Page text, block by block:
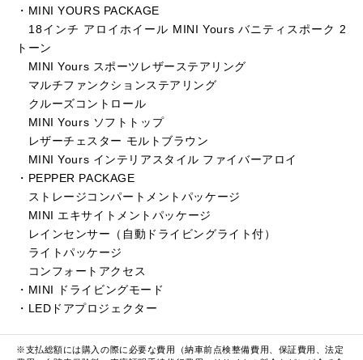
・MINI YOURS PACKAGE
18インチ アロイホイール MINI Yours バニティスポーク 2
トーン
MINI Yours スポーツレザーステアリング
マルチファンクションステアリング
クルーズコントロール
MINI Yours ソフトトップ
レザーチェスター モルトブラウン
MINI Yours インテリアスタイル ファイバーアロイ
・PEPPER PACKAGE
ストレージコンパートメントパッケージ
MINI エキサイトメントパッケージ
レインセンサー（自動ドライビングライト付）
ライトパッケージ
コンフォートアクセス
・MINI ドライビングモード
・LEDドアプロジェクター
※支払総額には購入の際に必要な費用（納車前点検整備費用、保証費用、法定